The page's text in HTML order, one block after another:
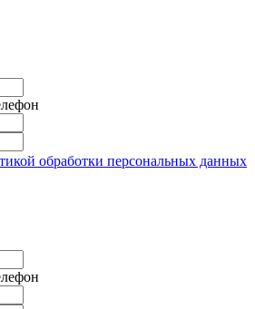
обработки персональных данных